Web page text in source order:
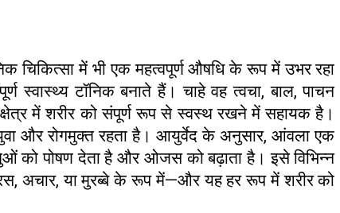
में भी एक महत्वपूर्ण औषधि के रूप में उभर रहा
टॉनिक बनाते हैं। चाहे वह त्वचा, बाल, पाचन
में शरीर को संपूर्ण रूप से स्वस्थ रखने में सहायक है।
और रोगमुक्त रहता है। आयुर्वेद के अनुसार, आंवला एक
को पोषण देता है और ओजस को बढ़ाता है। इसे विभिन्न
अचार, या मुरब्बे के रूप में—और यह हर रूप में शरीर को